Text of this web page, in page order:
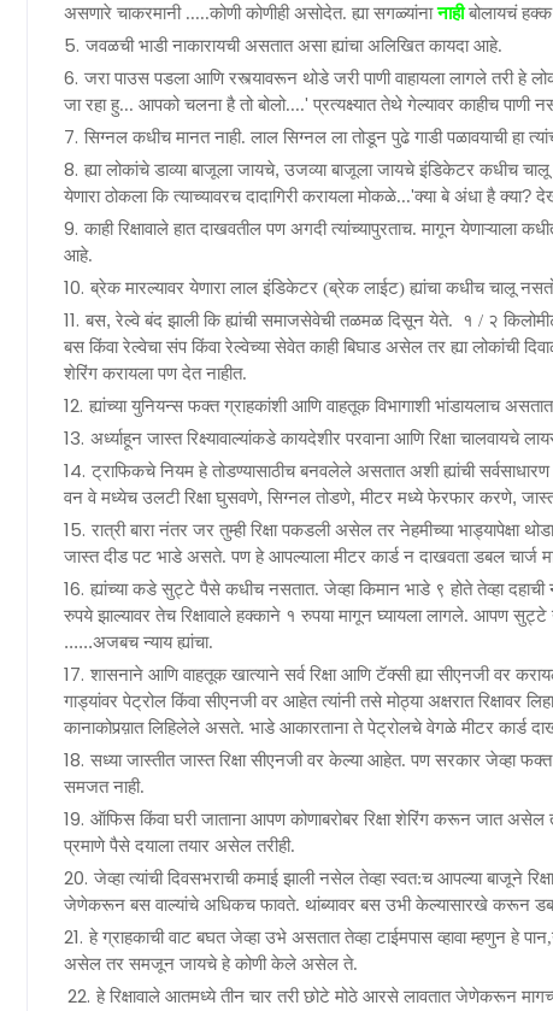
असणारे चाकरमानी .....कोणी कोणीही असोदेत. ह्या सगळ्यांनानाहीबोलायचं हक्क
जवळची भाडी नाकारायची असतात असा ह्यांचा अलिखित कायदा आहे.
जरा पाउस पडला आणि रस्त्यावरून थोडे जरी पाणी वाहायला लागले तरी हे
जा रहा हु... आपकोचलना है तो बोलो....' प्रत्यक्ष्यात तेथे गेल्यावर काहीच पाणी
सिग्नल कधीच मानत नाही. लाल सिग्नल ला तोडून पुढे गाडी पळावयाची हा
ह्या लोकांचे डाव्या बाजूला जायचे, उजव्या बाजूला जायचे इंडिकेटर कधीच चालू
येणारा ठोकला कि त्याच्यावरच दादागिरी करायला मोकळे...'क्या बे अंधा है क्या?
काही रिक्षावाले हात दाखवतील पण अगदी त्यांच्यापुरताच. मागून येणाऱ्याला
आहे.
ब्रेक मारल्यावर येणारा लाल इंडिकेटर (ब्रेक लाईट) ह्यांचा कधीच चालू
बस, रेल्वे बंद झाली कि ह्यांची समाजसेवेची तळमळ दिसून येते.
१ / २
बस किंवा रेल्वेचा संप किंवा रेल्वेच्या सेवेत काही बिघाड असेल तर ह्या
शेरिंग करायला पण देत नाहीत.
ह्यांच्या युनियन्स फक्त ग्राहकांशी आणि वाहतूक विभागाशी भांडायलाच
अर्ध्याहून जास्त रिक्ष्यावाल्यांकडे कायदेशीर परवाना आणि रिक्षा
ट्राफिकचे नियम हे तोडण्यासाठीच बनवलेले असतात अशी ह्यांची सर्वसाधारण
वन वे मध्येच उलटी रिक्षा घुसवणे, सिग्नल तोडणे, मीटर मध्ये फेरफार करणे,
रात्री बारा नंतर जर तुम्ही रिक्षा पकडली असेल तर नेहमीच्या भाड्यापेक्षा
जास्त दीड पट भाडे असते. पण हे आपल्याला मीटर कार्ड न दाखवता डबल चार्ज
ह्यांच्या कडे सुट्टे पैसे कधीच नसतात. जेव्हा किमान भाडे ९ होते तेव्हा दहाची
रुपये झाल्यावर तेच रिक्षावाले हक्काने १ रुपया मागून घ्यायला लागले. आपण
......अजबच न्याय ह्यांचा.
शासनाने आणि वाहतूक खात्याने सर्व रिक्षा आणि टॅक्सी ह्या सीएनजी वर
गाड्यांवर पेट्रोल किंवा सीएनजी वर आहेत त्यांनी तसे मोठ्या अक्षरात
कानाकोपर्‍य़ात लिहिलेले असते. भाडे आकारताना ते पेट्रोलचे वेगळे मीटर कार्ड
सध्या जास्तीत जास्त रिक्षा सीएनजी वर केल्या आहेत. पण सरकार जेव्हा फक्त
समजत नाही.
ऑफिस किंवा घरी जाताना आपण कोणाबरोबर रिक्षा शेरिंग करून जात असेल
प्रमाणे पैसे दयाला तयार असेल तरीही.
जेव्हा त्यांची दिवसभराची कमाई झाली नसेल तेव्हा स्वत:च आपल्या बाजूने
जेणेकरून बस वाल्यांचे अधिकच फावते. थांब्यावर बस उभी केल्यासारखे करून
हे ग्राहकाची वाट बघत जेव्हा उभे असतात तेव्हा टाईमपास व्हावा म्हणुन हे
असेल तर समजून जायचे हे कोणी केले असेल ते.
हे रिक्षावाले आतमध्ये तीन चार तरी छोटे मोठे आरसे लावतात जेणेकरून